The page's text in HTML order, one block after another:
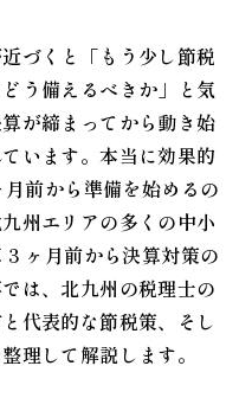
づくと「もう少し節税
う備えるべきか」と気
が締まってから動き始
います。本当に効果的
前から準備を始めるの
州エリアの多くの中小
ヶ月前から決算対策の
は、北九州の税理士の
代表的な節税策、そし
理して解説します。